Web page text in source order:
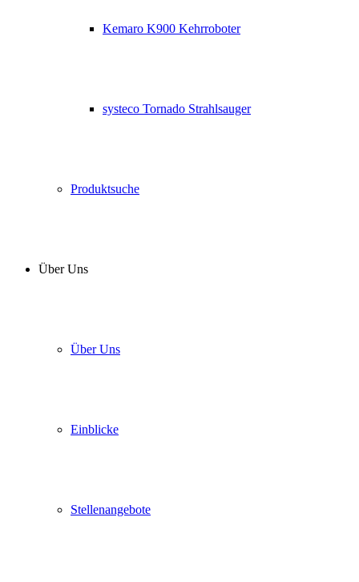
Kemaro K900 Kehrroboter
systeco Tornado Strahlsauger
Produktsuche
Über Uns
Über Uns
Einblicke
Stellenangebote